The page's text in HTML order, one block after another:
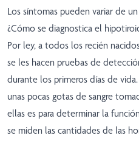
Los síntomas pueden variar de
¿Cómo se diagnostica el
Por ley, a todos los recién
se les hacen pruebas de
durante los primeros días de
unas pocas gotas de sangre
ellas es para determinar la
se miden las cantidades de las